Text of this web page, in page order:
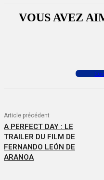
VOUS AVEZ
Article précédent
A PERFECT DAY : LE
TRAILER DU FILM DE
FERNANDO LEÓN DE
ARANOA